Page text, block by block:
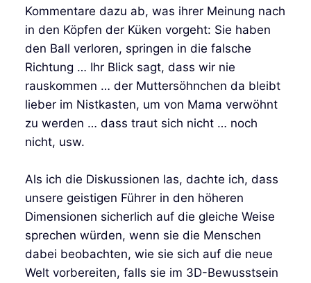
Kommentare dazu ab, was ihrer Meinung nach
in den Köpfen der Küken vorgeht: Sie haben
den Ball verloren, springen in die falsche
Richtung … Ihr Blick sagt, dass wir nie
rauskommen … der Muttersöhnchen da bleibt
lieber im Nistkasten, um von Mama verwöhnt
zu werden … dass traut sich nicht … noch
nicht, usw.
Als ich die Diskussionen las, dachte ich, dass
unsere geistigen Führer in den höheren
Dimensionen sicherlich auf die gleiche Weise
sprechen würden, wenn sie die Menschen
dabei beobachten, wie sie sich auf die neue
Welt vorbereiten, falls sie im 3D-Bewusstsein